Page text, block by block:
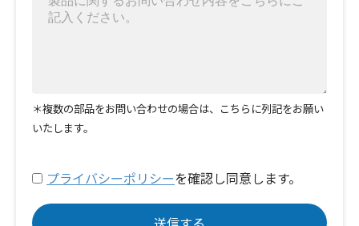
＊複数の部品をお問い合わせの場合は、こちらに列記をお願い
いたします。
プライバシーポリシーを確認し同意します。